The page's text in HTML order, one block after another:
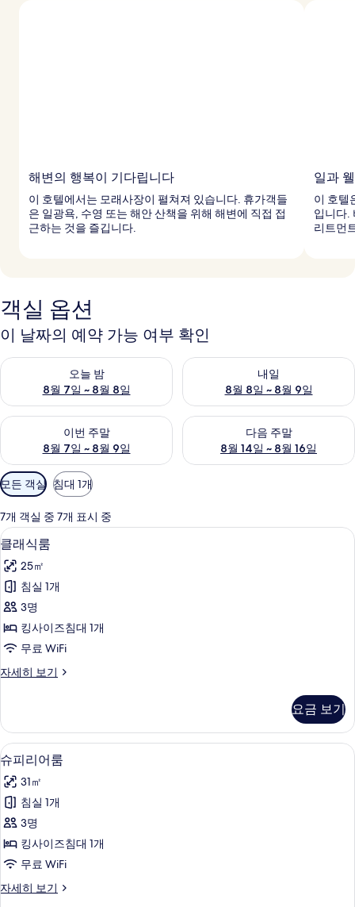
해변의 행복이 기다립니다
이 호텔에서는 모래사장이 펼쳐져 있습니다. 휴가객들
은 일광욕, 수영 또는 해안 산책을 위해 해변에 직접 접
근하는 것을 즐깁니다.
일과
이 호텔
입니다.
리트먼
객실 옵션
이 날짜의 예약 가능 여부 확인
오늘 밤
8월 7일 ~ 8월 8일
오늘 밤 예약 가능 여부 확인, 8월 7일 ~ 8월 8일
내일
8월 8일 ~ 8월 9일
내일 예약 가능 여부 확인, 8월
이번 주말
8월 7일 ~ 8월 9일
이번 주말 예약 가능 여부 확인, 8월 7일 ~ 8월 9일
다음 주말
8월 14일 ~ 8월 16일
다음 주말 예약 가능 여부 확인,
객
실
에
사
용
가
능
한
터
모든 객실 침대 1개
7개 객실 중 7개 표시 중
클
래
식
룸
사
진
두
기
미니바, 객실 내 금고, 암막 커튼, 방음
2
클래식룸
25㎡
침실 1개
3명
킹사이즈침대 1개
무료 WiFi
자세히 보기
클
자
세
히
보
기
요금 보기
슈
피
리
어
룸
사
모
미니바, 객실 내 금고, 암막 커튼, 방음
2
슈피리어룸
31㎡
침실 1개
3명
킹사이즈침대 1개
무료 WiFi
자세히 보기
슈